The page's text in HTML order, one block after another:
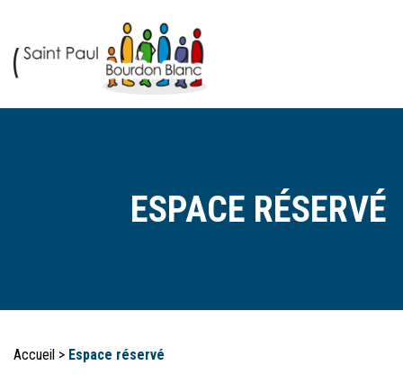
ESPACE RÉSERVÉ
Accueil > Espace réservé